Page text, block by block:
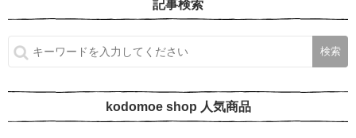
記事検索
kodomoe shop 人気商品